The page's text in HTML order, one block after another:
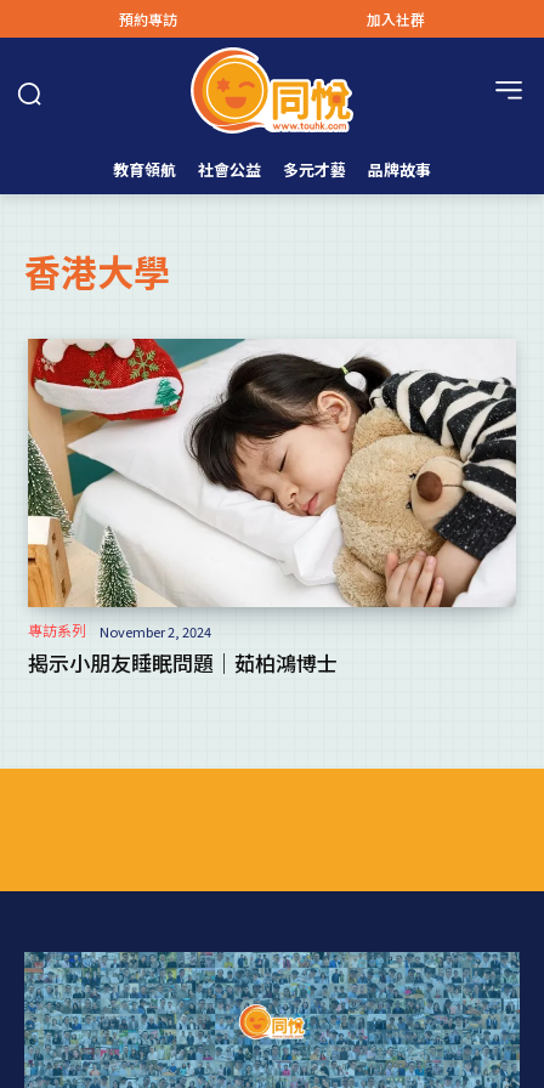
預約專訪 加入社群
教育領航 社會公益 多元才藝 品牌故事
香港大學
專訪系列 November 2, 2024
揭示小朋友睡眠問題｜茹柏鴻博士